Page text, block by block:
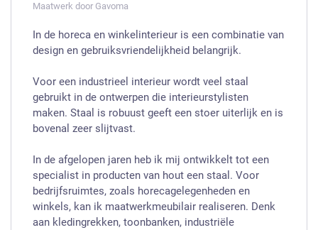
Maatwerk door Gavoma
In de horeca en winkelinterieur is een combinatie van
design en gebruiksvriendelijkheid belangrijk.
Voor een industrieel interieur wordt veel staal
gebruikt in de ontwerpen die interieurstylisten
maken. Staal is robuust geeft een stoer uiterlijk en is
bovenal zeer slijtvast.
In de afgelopen jaren heb ik mij ontwikkelt tot een
specialist in producten van hout een staal. Voor
bedrijfsruimtes, zoals horecagelegenheden en
winkels, kan ik maatwerkmeubilair realiseren. Denk
aan kledingrekken, toonbanken, industriële